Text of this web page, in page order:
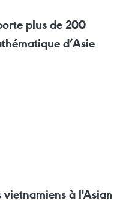
plus de 200
d’Asie
vietnamiens à l'Asian